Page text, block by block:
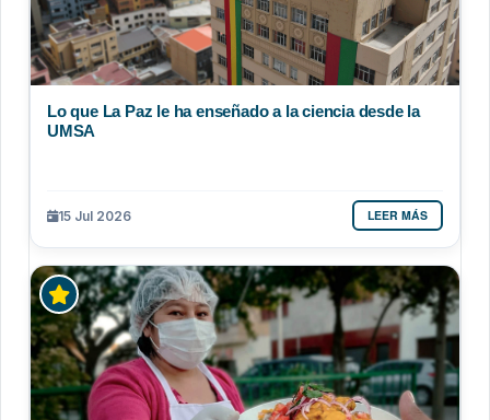
Lo que La Paz le ha enseñado a la ciencia desde la
UMSA
15 Jul 2026 LEER MÁS